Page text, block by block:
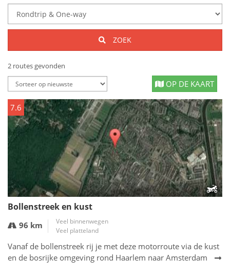
ZOEK
2 routes gevonden
OP DE KAART
7.6
Bollenstreek en kust
96 km
Veel binnenwegen
Veel platteland
Vanaf de bollenstreek rij je met deze motorroute via de kust
en de bosrijke omgeving rond Haarlem naar Amsterdam